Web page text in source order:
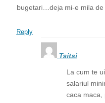
bugetari…deja mi-e mila de
Reply
Tsitsi
La cum te
salariul
caca maca,